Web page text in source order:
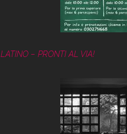
LATINO – PRONTI AL VIA!